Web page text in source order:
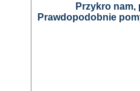
Przykro
Prawdopodobnie